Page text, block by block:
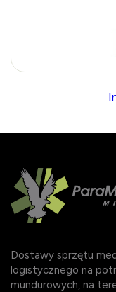
Dostawy sprzętu
logistycznego na
mundurowych, na